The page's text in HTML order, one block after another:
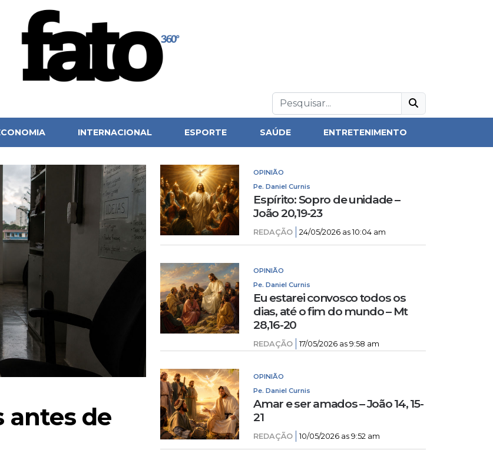
INTERNACIONAL ESPORTE SAÚDE ENTRETENIMENTO
antes de
OPINIÃO
Pe. Daniel Curnis
Espírito: Sopro de unidade –
João 20,19-23
REDAÇÃO 24/05/2026 as 10:04 am
OPINIÃO
Pe. Daniel Curnis
Eu estarei convosco todos os
dias, até o fim do mundo – Mt
28,16-20
REDAÇÃO 17/05/2026 as 9:58 am
OPINIÃO
Pe. Daniel Curnis
Amar e ser amados – João 14, 15-
21
REDAÇÃO 10/05/2026 as 9:52 am